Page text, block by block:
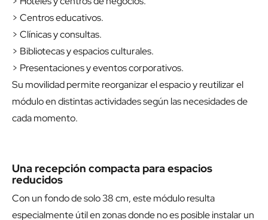
> Centros educativos.
> Clínicas y consultas.
> Bibliotecas y espacios culturales.
> Presentaciones y eventos corporativos.
Su movilidad permite reorganizar el espacio y reutilizar el
módulo en distintas actividades según las necesidades de
cada momento.
Una recepción compacta para espacios
reducidos
Con un fondo de solo 38 cm, este módulo resulta
especialmente útil en zonas donde no es posible instalar un